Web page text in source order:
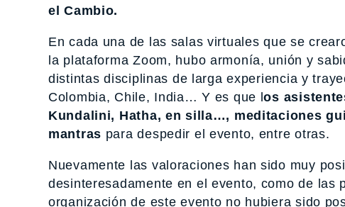
el Cambio.
En cada una de las salas virtuales que se
la plataforma Zoom, hubo armonía, unión y
distintas disciplinas de larga experiencia y
Colombia, Chile, India… Y es que los
Kundalini, Hatha, en silla…, meditaciones
mantras para despedir el evento, entre otras.
Nuevamente las valoraciones han sido muy
desinteresadamente en el evento, como de
organización de este evento no hubiera sido